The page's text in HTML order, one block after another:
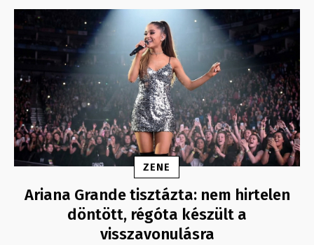
ZENE
Ariana Grande tisztázta: nem hirtelen
döntött, régóta készült a
visszavonulásra